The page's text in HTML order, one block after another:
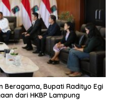
Beragama, Bupati Radityo Egi
dari HKBP Lampung